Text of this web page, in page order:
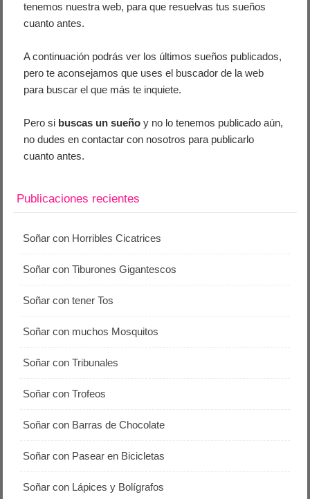
tenemos nuestra web, para que resuelvas tus sueños
cuanto antes.
A continuación podrás ver los últimos sueños publicados,
pero te aconsejamos que uses el buscador de la web
para buscar el que más te inquiete.
Pero si buscas un sueño y no lo tenemos publicado aún,
no dudes en contactar con nosotros para publicarlo
cuanto antes.
Publicaciones recientes
Soñar con Horribles Cicatrices
Soñar con Tiburones Gigantescos
Soñar con tener Tos
Soñar con muchos Mosquitos
Soñar con Tribunales
Soñar con Trofeos
Soñar con Barras de Chocolate
Soñar con Pasear en Bicicletas
Soñar con Lápices y Bolígrafos